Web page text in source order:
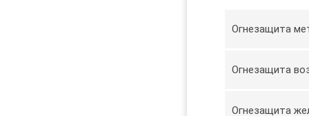
Огнезащита
Огнезащита
Огнезащита